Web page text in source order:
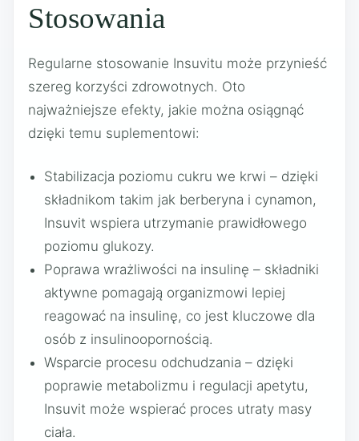
Stosowania
Regularne stosowanie Insuvitu może przynieść
szereg korzyści zdrowotnych. Oto
najważniejsze efekty, jakie można osiągnąć
dzięki temu suplementowi:
Stabilizacja poziomu cukru we krwi – dzięki
składnikom takim jak berberyna i cynamon,
Insuvit wspiera utrzymanie prawidłowego
poziomu glukozy.
Poprawa wrażliwości na insulinę – składniki
aktywne pomagają organizmowi lepiej
reagować na insulinę, co jest kluczowe dla
osób z insulinoopornością.
Wsparcie procesu odchudzania – dzięki
poprawie metabolizmu i regulacji apetytu,
Insuvit może wspierać proces utraty masy
ciała.